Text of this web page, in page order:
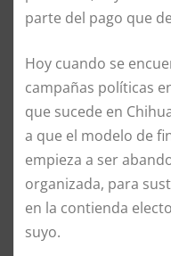
parte del pago que
Hoy cuando se
campañas políticas
que sucede en
a que el modelo de
empieza a ser
organizada, para
en la contienda
suyo.